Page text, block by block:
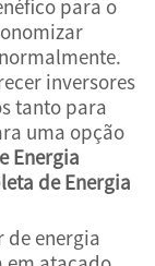
para o
inversores
tanto para
uma opção
Energia
de Energia
de energia